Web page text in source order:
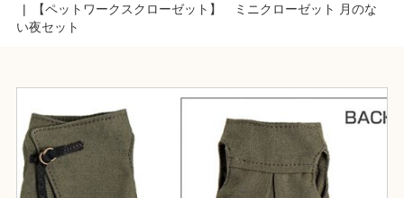
【ペットワークスクローゼット】 ミニクローゼット 月のな
い夜セット